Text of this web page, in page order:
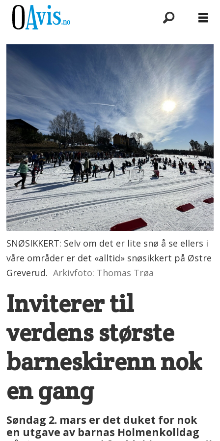
SNØSIKKERT: Selv om det er lite snø å se ellers i
våre områder er det «alltid» snøsikkert på Østre
Greverud. Arkivfoto: Thomas Trøa
Inviterer til
verdens største
barneskirenn nok
en gang
Søndag 2. mars er det duket for nok
en utgave av barnas Holmenkolldag